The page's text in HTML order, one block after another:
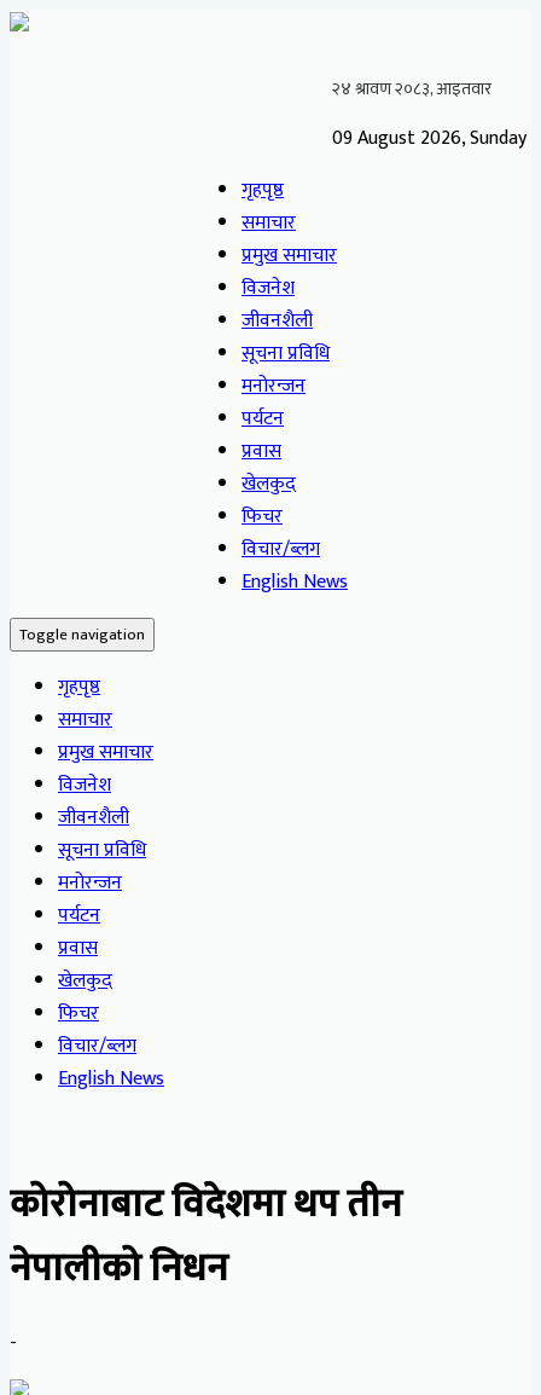
09 August 2026, Sunday
गृहपृष्ठ
समाचार
प्रमुख समाचार
विजनेश
जीवनशैली
सूचना प्रविधि
मनोरन्जन
पर्यटन
प्रवास
खेलकुद
फिचर
विचार/ब्लग
English News
Toggle navigation
गृहपृष्ठ
समाचार
प्रमुख समाचार
विजनेश
जीवनशैली
सूचना प्रविधि
मनोरन्जन
पर्यटन
प्रवास
खेलकुद
फिचर
विचार/ब्लग
English News
कोरोनाबाट विदेशमा थप तीन
नेपालीको निधन
-